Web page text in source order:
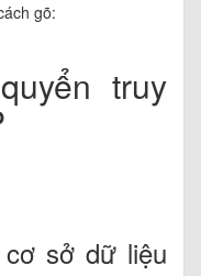
gõ:
truy
sở dữ liệu